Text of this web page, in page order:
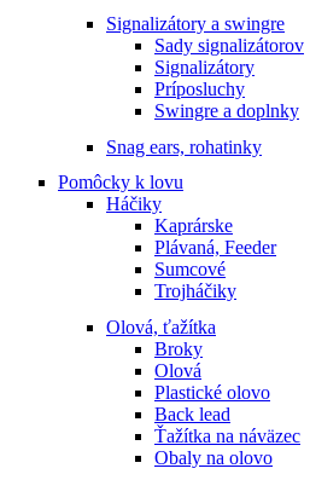
Signalizátory a swingre
Sady signalizátorov
Signalizátory
Príposluchy
Swingre a doplnky
Snag ears, rohatinky
Pomôcky k lovu
Háčiky
Kaprárske
Plávaná, Feeder
Sumcové
Trojháčiky
Olová, ťažítka
Broky
Olová
Plastické olovo
Back lead
Ťažítka na náväzec
Obaly na olovo